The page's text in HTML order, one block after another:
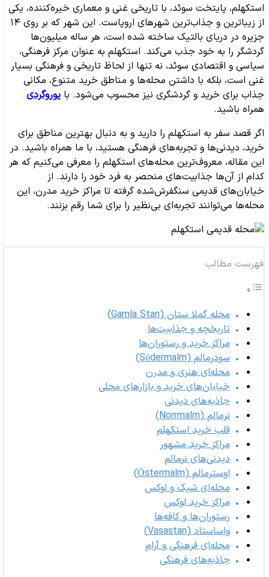
پایتخت سوئد، با تاریخی غنی و معماری خیره‌کننده، یکی
از زیباترین و جذاب‌ترین شهرهای اروپاست. این شهر که بر روی ۱۴
در دریای بالتیک ساخته شده است، هر ساله میلیون‌ها
را به خود جذب می‌کند. استکهلم به عنوان مرکز فرهنگی،
و اقتصادی سوئد، نه تنها از لحاظ تاریخی و فرهنگی بسیار
است، بلکه با داشتن محله‌ها و مناطق خرید متنوع، مکانی
برای خرید و گردشگری نیز محسوب می‌شود. بایوروگردی
باشید.
قصد سفر به استکهلم را دارید و به دنبال بهترین مناطق برای
دیدنی‌ها و تجربه‌های فرهنگی هستید، با ما همراه باشید. در
مقاله، معروف‌ترین محله‌های استکهلم را معرفی می‌کنیم که هر
از آن‌ها جذابیت‌های منحصر به فرد خود را دارند. از
قدیمی سنگفرش‌شده گرفته تا مراکز خرید مدرن، این
می‌توانند تجربه‌ای بی‌نظیر را برای شما رقم بزنند.
مطالب
محله گملا ستان (Gamla Stan)
تاریخچه و جذابیت‌ها
مراکز خرید و رستوران‌ها
سودرمالم (Södermalm)
محله‌ای هنری و مدرن
خیابان‌های خرید و بازارهای محلی
جاذبه‌های دیدنی
نرمالم (Norrmalm)
قلب خرید استکهلم
مراکز خرید مشهور
دیدنی‌های نرمالم
اوسترمالم (Östermalm)
محله‌ای شیک و لوکس
مراکز خرید لوکس
رستوران‌ها و کافه‌ها
واساستاد (Vasastan)
محله‌ای فرهنگی و آرام
جاذبه‌های فرهنگی